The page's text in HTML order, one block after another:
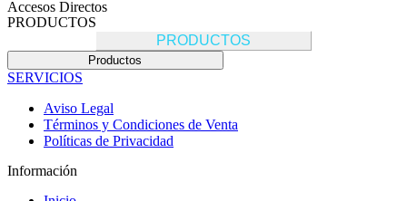
Accesos Directos
PRODUCTOS
PRODUCTOS
Productos
SERVICIOS
Aviso Legal
Términos y Condiciones de Venta
Políticas de Privacidad
Información